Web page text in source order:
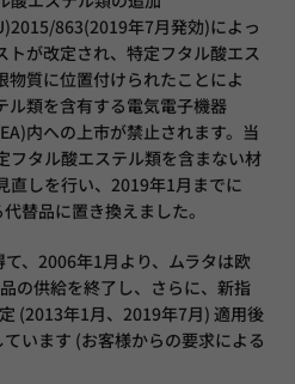
863(2019年7月発効)によっ
トが改定され、特定フタル酸エス
物質に位置付けられたことによ
ル類を含有する電気電子機器
内への上市が禁止されます。当
フタル酸エステル類を含まない材
直しを行い、2019年1月までに
替品に置き換えました。
、2006年1月より、ムラタは欧
の供給を終了し、さらに、新指
(2013年1月、2019年7月) 適用後
います (お客様からの要求による